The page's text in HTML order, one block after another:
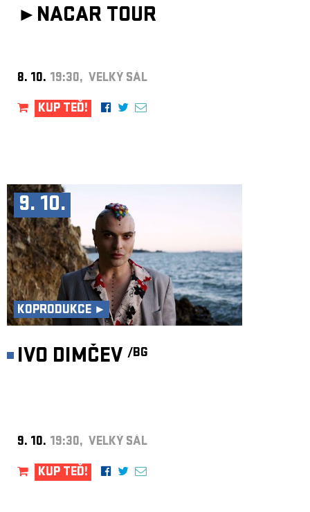
► NACAR TOUR
8. 10. 19:30, VELKÝ SÁL
KUP TEĎ!
9. 10.
KOPRODUKCE ►
IVO DIMČEV /BG
9. 10. 19:30, VELKÝ SÁL
KUP TEĎ!